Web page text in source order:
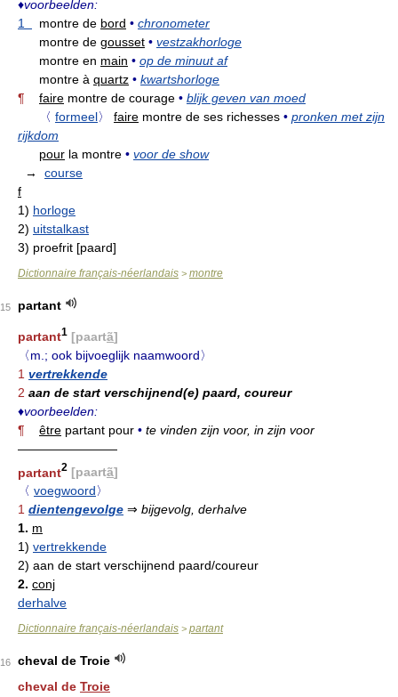
♦voorbeelden:
1
montre de bord • chronometer
montre de gousset • vestzakhorloge
montre en main • op de minuut af
montre à quartz • kwartshorloge
¶
faire montre de courage • blijk geven van moed
〈 formeel〉 faire montre de ses richesses • pronken met zijn
rijkdom
pour la montre • voor de show
→ course
f
1) horloge
2) uitstalkast
3) proefrit [paard]
Dictionnaire français-néerlandais > montre
15 partant
partant1 [paartã]
〈m.; ook bijvoeglijk naamwoord〉
1 vertrekkende
2 aan de start verschijnend(e) paard, coureur
♦voorbeelden:
¶
être partant pour • te vinden zijn voor, in zijn voor
————————
partant2 [paartã]
〈 voegwoord〉
1 dientengevolge ⇒ bijgevolg, derhalve
1. m
1) vertrekkende
2) aan de start verschijnend paard/coureur
2. conj
derhalve
Dictionnaire français-néerlandais > partant
16
cheval de Troie
cheval de Troie